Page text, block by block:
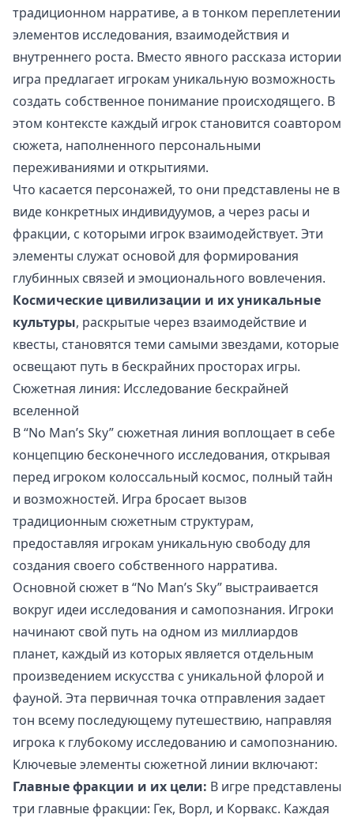
традиционном нарративе, а в тонком переплетении
элементов исследования, взаимодействия и
внутреннего роста. Вместо явного рассказа истории
игра предлагает игрокам уникальную возможность
создать собственное понимание происходящего. В
этом контексте каждый игрок становится соавтором
сюжета, наполненного персональными
переживаниями и открытиями.
Что касается персонажей, то они представлены не в
виде конкретных индивидуумов, а через расы и
фракции, с которыми игрок взаимодействует. Эти
элементы служат основой для формирования
глубинных связей и эмоционального вовлечения.
Космические цивилизации и их уникальные
культуры, раскрытые через взаимодействие и
квесты, становятся теми самыми звездами, которые
освещают путь в бескрайних просторах игры.
Сюжетная линия: Исследование бескрайней
вселенной
В “No Man’s Sky” сюжетная линия воплощает в себе
концепцию бесконечного исследования, открывая
перед игроком колоссальный космос, полный тайн
и возможностей. Игра бросает вызов
традиционным сюжетным структурам,
предоставляя игрокам уникальную свободу для
создания своего собственного нарратива.
Основной сюжет в “No Man’s Sky” выстраивается
вокруг идеи исследования и самопознания. Игроки
начинают свой путь на одном из миллиардов
планет, каждый из которых является отдельным
произведением искусства с уникальной флорой и
фауной. Эта первичная точка отправления задает
тон всему последующему путешествию, направляя
игрока к глубокому исследованию и самопознанию.
Ключевые элементы сюжетной линии включают:
Главные фракции и их цели: В игре представлены
три главные фракции: Гек, Ворл, и Корвакс. Каждая